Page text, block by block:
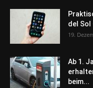
del Sol
19.
Ab 1.
beim...